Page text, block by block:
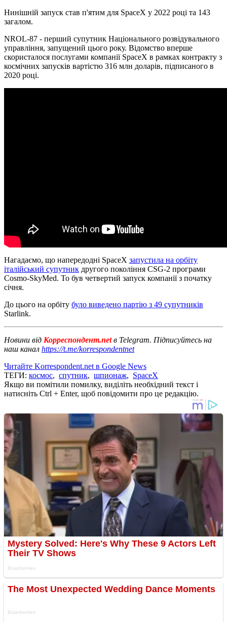
Нинішній запуск став п'ятим для SpaceX у 2022 році та 143
загалом.
NROL-87 - перший супутник Національного розвідувального
управління, запущений цього року. Відомство вперше
скористалося послугами компанії SpaceX в рамках контракту з
космічних запусків вартістю 316 млн доларів, підписаного в
2020 році.
Нагадаємо, що напередодні SpaceX запустила на орбіту
італійський супутник другого покоління CSG-2 програми
Cosmo-SkyMed. То був четвертий запуск компанії з початку
січня.
До цього на орбіту було виведено партію з 49 супутників
Starlink.
Новини від Корреспондент.netв Telegram. Підписуйтесь на
наш канал https://t.me/korrespondentnet
Читайте Korrespondent.net в Google News
ТЕГИ: космос, спутник, шпионаж, SpaceX
Якщо ви помітили помилку, виділіть необхідний текст і
натисніть Ctrl + Enter, щоб повідомити про це редакцію.